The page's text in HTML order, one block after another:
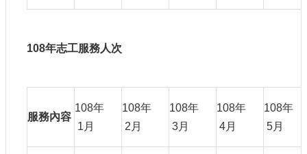
108年志工服務人次
服務內容
108年
1月
108年
2月
108年
3月
108年
4月
108年
5月